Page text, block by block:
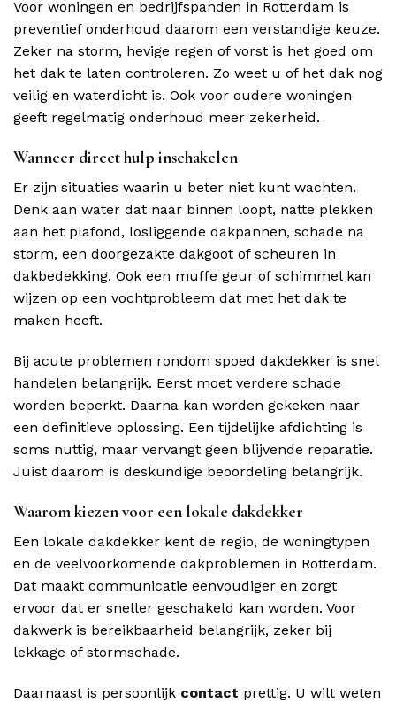
Voor woningen en bedrijfspanden in Rotterdam is
preventief onderhoud daarom een verstandige keuze.
Zeker na storm, hevige regen of vorst is het goed om
het dak te laten controleren. Zo weet u of het dak nog
veilig en waterdicht is. Ook voor oudere woningen
geeft regelmatig onderhoud meer zekerheid.
Wanneer direct hulp inschakelen
Er zijn situaties waarin u beter niet kunt wachten.
Denk aan water dat naar binnen loopt, natte plekken
aan het plafond, losliggende dakpannen, schade na
storm, een doorgezakte dakgoot of scheuren in
dakbedekking. Ook een muffe geur of schimmel kan
wijzen op een vochtprobleem dat met het dak te
maken heeft.
Bij acute problemen rondom spoed dakdekker is snel
handelen belangrijk. Eerst moet verdere schade
worden beperkt. Daarna kan worden gekeken naar
een definitieve oplossing. Een tijdelijke afdichting is
soms nuttig, maar vervangt geen blijvende reparatie.
Juist daarom is deskundige beoordeling belangrijk.
Waarom kiezen voor een lokale dakdekker
Een lokale dakdekker kent de regio, de woningtypen
en de veelvoorkomende dakproblemen in Rotterdam.
Dat maakt communicatie eenvoudiger en zorgt
ervoor dat er sneller geschakeld kan worden. Voor
dakwerk is bereikbaarheid belangrijk, zeker bij
lekkage of stormschade.
Daarnaast is persoonlijk contact prettig. U wilt weten